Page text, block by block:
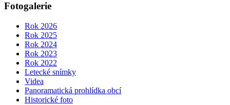
Fotogalerie
Rok 2026
Rok 2025
Rok 2024
Rok 2023
Rok 2022
Letecké snímky
Videa
Panoramatická prohlídka obcí
Historické foto